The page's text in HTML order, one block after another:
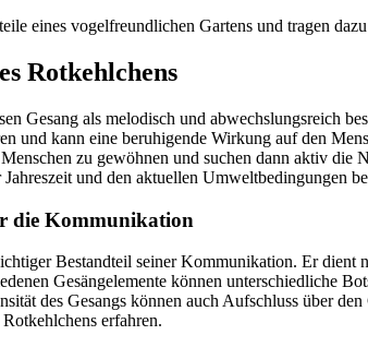
eines vogelfreundlichen Gartens und tragen
Rotkehlchens
Gesang als melodisch und abwechslungsreich
und kann eine beruhigende Wirkung auf den
zu gewöhnen und suchen dann aktiv die
und den aktuellen Umweltbedingungen
die Kommunikation
Bestandteil seiner Kommunikation. Er
Gesängelemente können unterschiedliche
des Gesangs können auch Aufschluss über
erfahren.